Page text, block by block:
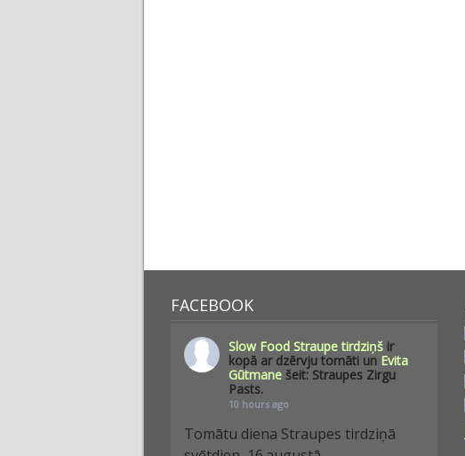
FACEBOOK
Slow Food Straupe tirdziņš ir
kopā ar dzērvju tomāti un Evita
Gūtmane šeit: Straupes Zirgu
Pasts.
10 hours ago
Tomātu diena Straupes tirdziņā